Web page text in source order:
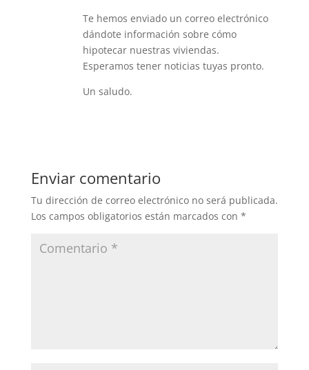
Te hemos enviado un correo electrónico
dándote información sobre cómo
hipotecar nuestras viviendas.
Esperamos tener noticias tuyas pronto.
Un saludo.
Enviar comentario
Tu dirección de correo electrónico no será publicada.
Los campos obligatorios están marcados con *